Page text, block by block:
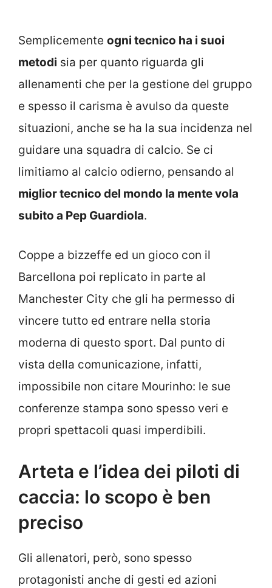
Semplicemente ogni tecnico ha i suoi
metodi sia per quanto riguarda gli
allenamenti che per la gestione del gruppo
e spesso il carisma è avulso da queste
situazioni, anche se ha la sua incidenza nel
guidare una squadra di calcio. Se ci
limitiamo al calcio odierno, pensando al
miglior tecnico del mondo la mente vola
subito a Pep Guardiola.
Coppe a bizzeffe ed un gioco con il
Barcellona poi replicato in parte al
Manchester City che gli ha permesso di
vincere tutto ed entrare nella storia
moderna di questo sport. Dal punto di
vista della comunicazione, infatti,
impossibile non citare Mourinho: le sue
conferenze stampa sono spesso veri e
propri spettacoli quasi imperdibili.
Arteta e l’idea dei piloti di
caccia: lo scopo è ben
preciso
Gli allenatori, però, sono spesso
protagonisti anche di gesti ed azioni